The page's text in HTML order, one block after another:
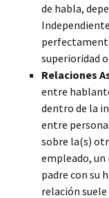
de habla,
superioridad
Relaciones
entre
dentro de la
entre
sobre la(s)
empleado, un
padre con su
relación